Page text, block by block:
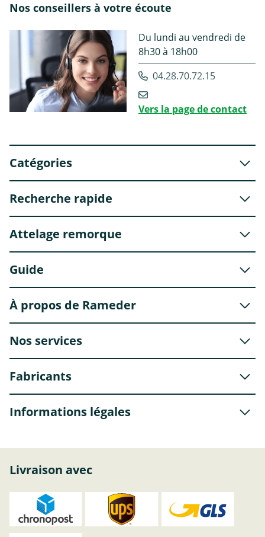
Nos conseillers à votre écoute
Du lundi au vendredi de
8h30 à 18h00
04.28.70.72.15
Vers la page de contact
Catégories
Recherche rapide
Attelage remorque
Guide
À propos de Rameder
Nos services
Fabricants
Informations légales
Livraison avec